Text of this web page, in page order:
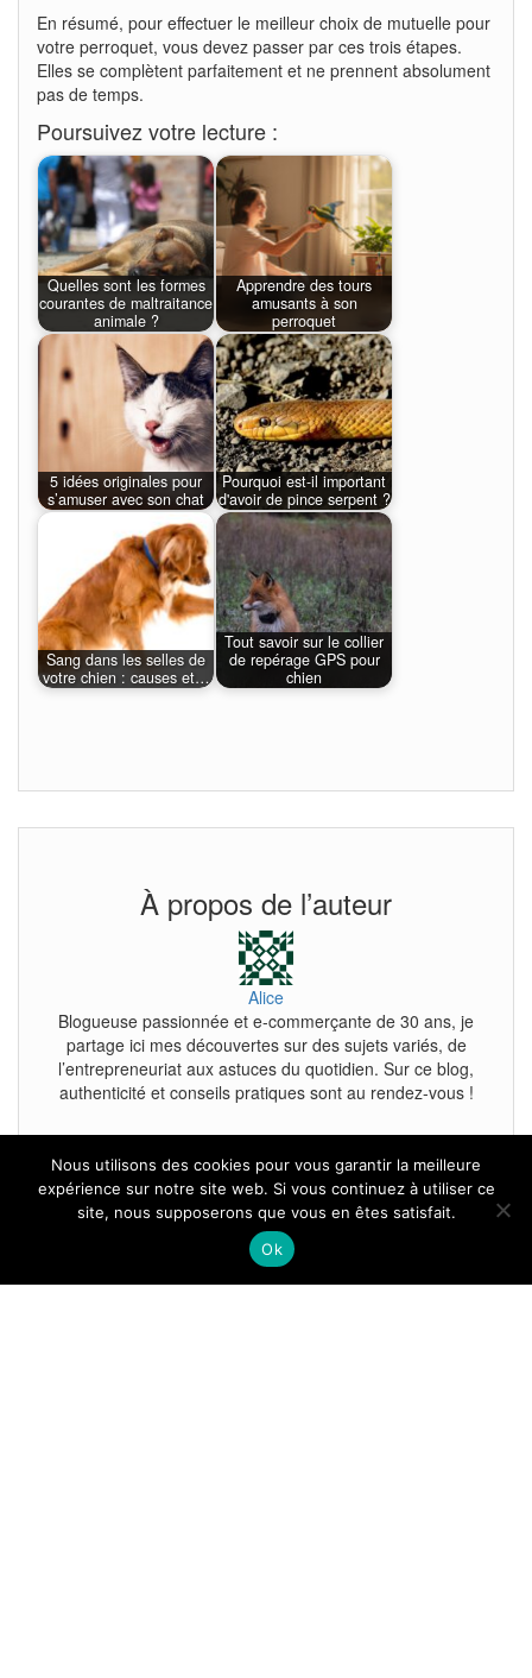
En résumé, pour effectuer le meilleur choix de mutuelle pour
votre perroquet, vous devez passer par ces trois étapes.
Elles se complètent parfaitement et ne prennent absolument
pas de temps.
Poursuivez votre lecture :
Quelles sont les formes
courantes de maltraitance
animale ?
Apprendre des tours
amusants à son
perroquet
5 idées originales pour
s’amuser avec son chat
Pourquoi est-il important
d'avoir de pince serpent ?
Sang dans les selles de
votre chien : causes et…
Tout savoir sur le collier
de repérage GPS pour
chien
À propos de l’auteur
Alice
Blogueuse passionnée et e-commerçante de 30 ans, je
partage ici mes découvertes sur des sujets variés, de
l’entrepreneuriat aux astuces du quotidien. Sur ce blog,
authenticité et conseils pratiques sont au rendez-vous !
Tous droits reservés.
Nous utilisons des cookies pour vous garantir la meilleure
expérience sur notre site web. Si vous continuez à utiliser ce
site, nous supposerons que vous en êtes satisfait.
Ok